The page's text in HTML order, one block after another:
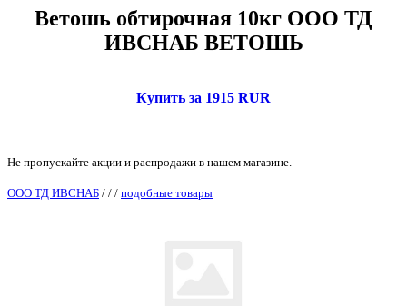
Ветошь обтирочная 10кг ООО ТД
ИВСНАБ ВЕТОШЬ
Купить за 1915 RUR
Не пропускайте акции и распродажи в нашем магазине.
ООО ТД ИВСНАБ / / / подобные товары